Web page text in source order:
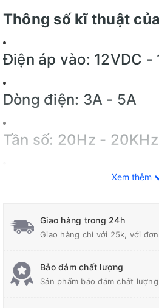
Thông số kĩ thuật
Điện áp vào: 12VDC -
Dòng điện: 3A - 5A
Tần số: 20Hz - 20KHz
Âm nhạc cao điểm:
Công Suất: 35W +35
Xem thêm
Giao hàng trong 24h
Giao hàng chỉ với 25k, với
Bảo đảm chất lượng
Sản phẩm bảo đảm chất